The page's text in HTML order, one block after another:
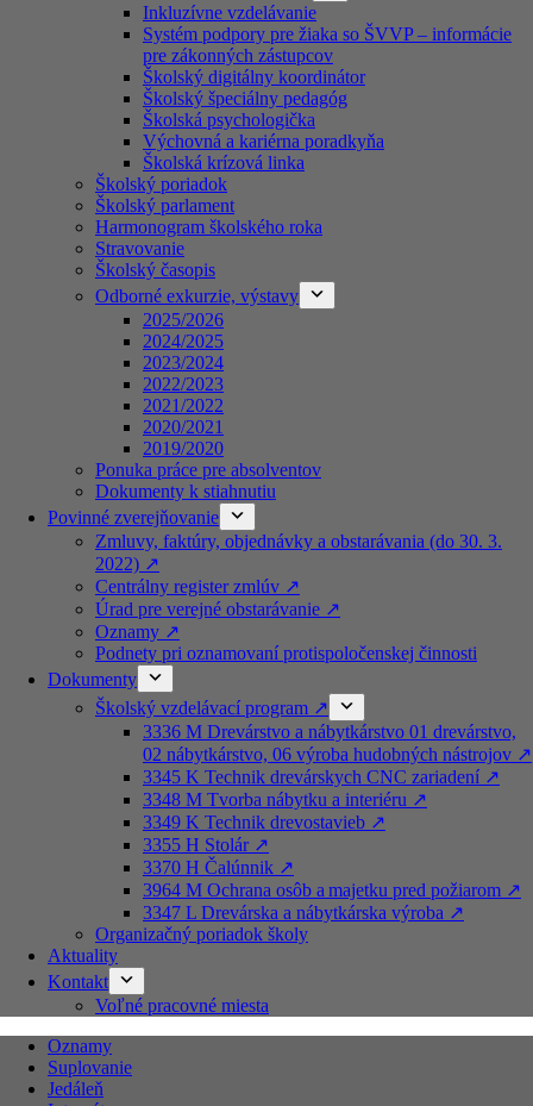
Inkluzívne vzdelávanie
Systém podpory pre žiaka so ŠVVP – informácie
pre zákonných zástupcov
Školský digitálny koordinátor
Školský špeciálny pedagóg
Školská psychologička
Výchovná a kariérna poradkyňa
Školská krízová linka
Školský poriadok
Školský parlament
Harmonogram školského roka
Stravovanie
Školský časopis
Odborné exkurzie, výstavy
2025/2026
2024/2025
2023/2024
2022/2023
2021/2022
2020/2021
2019/2020
Ponuka práce pre absolventov
Dokumenty k stiahnutiu
Povinné zverejňovanie
Zmluvy, faktúry, objednávky a obstarávania (do 30. 3.
2022) ↗️
Centrálny register zmlúv ↗️
Úrad pre verejné obstarávanie ↗️
Oznamy ↗️
Podnety pri oznamovaní protispoločenskej činnosti
Dokumenty
Školský vzdelávací program ↗️
3336 M Drevárstvo a nábytkárstvo 01 drevárstvo,
02 nábytkárstvo, 06 výroba hudobných nástrojov ↗️
3345 K Technik drevárskych CNC zariadení ↗️
3348 M Tvorba nábytku a interiéru ↗️
3349 K Technik drevostavieb ↗️
3355 H Stolár ↗️
3370 H Čalúnnik ↗️
3964 M Ochrana osôb a majetku pred požiarom ↗️
3347 L Drevárska a nábytkárska výroba ↗️
Organizačný poriadok školy
Aktuality
Kontakt
Voľné pracovné miesta
Oznamy
Suplovanie
Jedáleň